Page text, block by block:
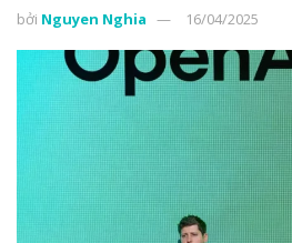
bởi Nguyen Nghia 16/04/2025